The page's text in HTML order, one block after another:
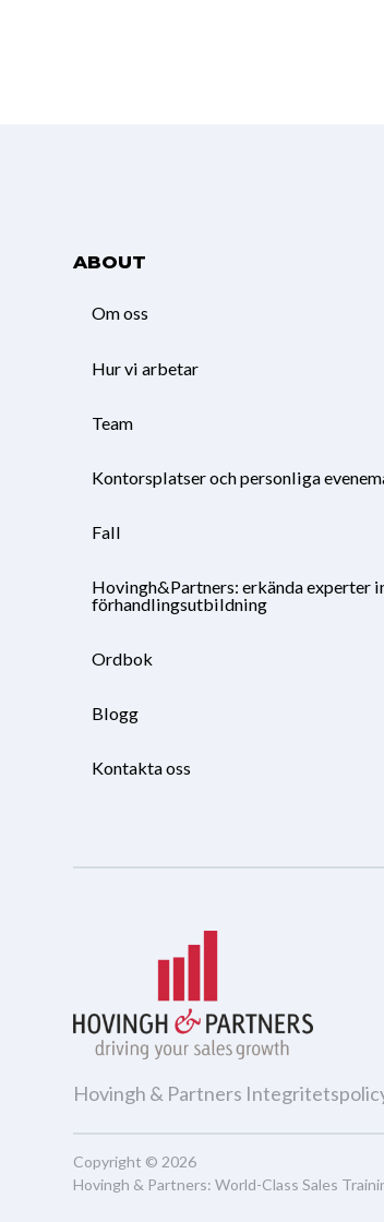
ABOUT
Om oss
Hur vi arbetar
Team
Kontorsplatser och personliga
Fall
Hovingh&Partners: erkända experter
förhandlingsutbildning
Ordbok
Blogg
Kontakta oss
Hovingh & Partners
Copyright © 2026
Hovingh & Partners:World-Class Sales